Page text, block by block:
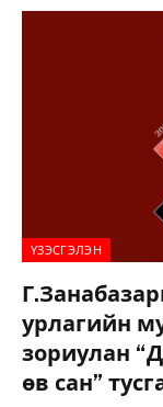
ҮЗЭСГЭЛЭН
урлагийн
зориулан
өв сан”